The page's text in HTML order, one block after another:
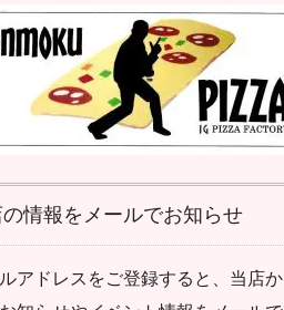
情報をメールでお知らせ
アドレスをご登録すると、当店か